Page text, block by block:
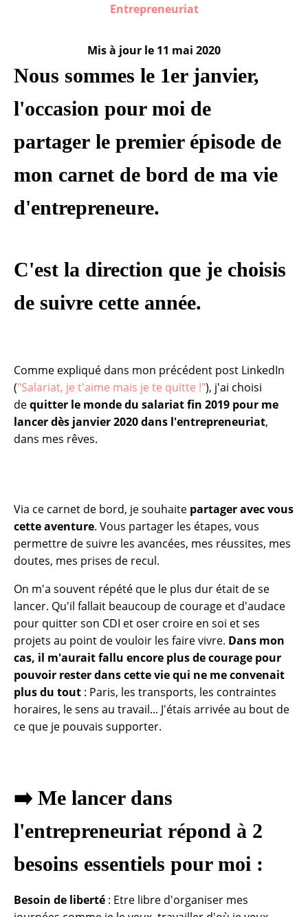
Entrepreneuriat
Mis à jour le 11 mai 2020
Nous sommes le 1er janvier,
l'occasion pour moi de
partager le premier épisode de
mon carnet de bord de ma vie
d'entrepreneure.
C'est la direction que je choisis
de suivre cette année.
Comme expliqué dans mon précédent post LinkedIn
("Salariat, je t'aime mais je te quitte !"), j'ai choisi
dequitter le monde du salariat fin 2019 pour me
lancer dès janvier 2020 dans l'entrepreneuriat,
dans mes rêves.
Via ce carnet de bord, je souhaite partager avec vous
cette aventure. Vous partager les étapes, vous
permettre de suivre les avancées, mes réussites, mes
doutes, mes prises de recul.
On m'a souvent répété que le plus dur était de se
lancer. Qu'il fallait beaucoup de courage et d'audace
pour quitter son CDI et oser croire en soi et ses
projets au point de vouloir les faire vivre. Dans mon
cas, il m'aurait fallu encore plus de courage pour
pouvoir rester dans cette vie qui ne me convenait
plus du tout : Paris, les transports, les contraintes
horaires, le sens au travail... J'étais arrivée au bout de
ce que je pouvais supporter.
➡️ Me lancer dans
l'entrepreneuriat répond à 2
besoins essentiels pour moi :
Besoin de liberté : Etre libre d'organiser mes